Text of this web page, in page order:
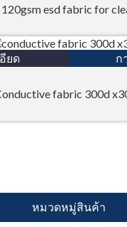
esd fabric for
ยด ก
fabric 300d
หมวดหมู่สินค้า